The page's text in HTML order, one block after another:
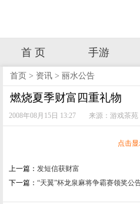
首 页 手游
首页 > 资讯 > 丽水公告
燃烧夏季财富四重礼物
2008年08月15日 13:27 来源：游戏茶苑
点击
上一篇： 发短信获财富
下一篇： “天翼”杯龙泉麻将争霸赛领奖公